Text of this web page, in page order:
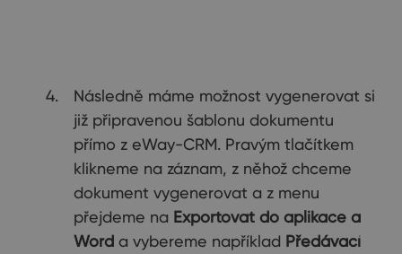
Následně máme možnost vygenerovat si
již připravenou šablonu dokumentu
přímo z eWay-CRM. Pravým tlačítkem
klikneme na záznam, z něhož chceme
dokument vygenerovat a z menu
přejdeme na Exportovat do aplikace a
Word a vybereme například Předávací